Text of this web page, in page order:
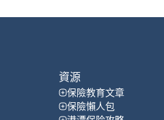
資源
保險教育文章
保險懶人包